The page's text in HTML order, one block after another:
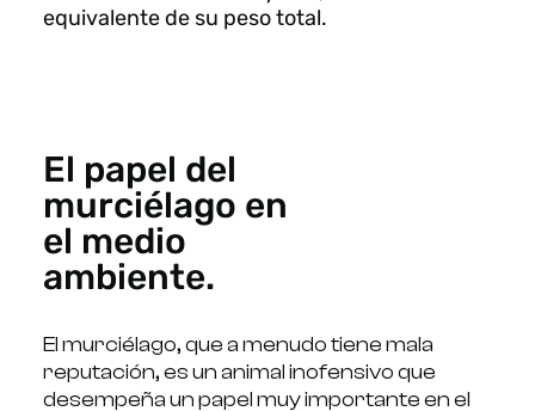
equivalente de su peso total.
El papel del
murciélago en
el medio
ambiente.
El murciélago, que a menudo tiene mala
reputación, es un animal inofensivo que
desempeña un papel muy importante en el